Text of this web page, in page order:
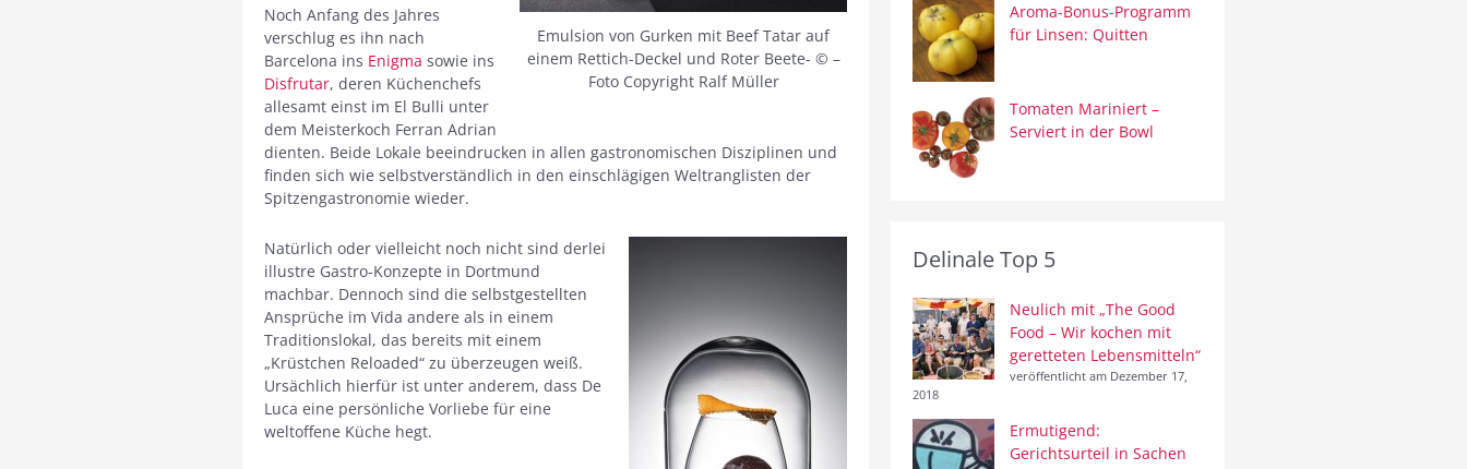
Emulsion von Gurken mit Beef Tatar auf
einem Rettich-Deckel und Roter Beete- © –
Foto Copyright Ralf Müller
Noch Anfang des Jahres
verschlug es ihn nach
Barcelona ins Enigma sowie ins
Disfrutar, deren Küchenchefs
allesamt einst im El Bulli unter
dem Meisterkoch Ferran Adrian
dienten. Beide Lokale beeindrucken in allen gastronomischen Disziplinen und
finden sich wie selbstverständlich in den einschlägigen Weltranglisten der
Spitzengastronomie wieder.
Natürlich oder vielleicht noch nicht sind derlei
illustre Gastro-Konzepte in Dortmund
machbar. Dennoch sind die selbstgestellten
Ansprüche im Vida andere als in einem
Traditionslokal, das bereits mit einem
„Krüstchen Reloaded“ zu überzeugen weiß.
Ursächlich hierfür ist unter anderem, dass De
Luca eine persönliche Vorliebe für eine
weltoffene Küche hegt.
Aroma-Bonus-Programm
für Linsen: Quitten
Tomaten Mariniert –
Serviert in der Bowl
Delinale Top 5
Neulich mit „The Good
Food – Wir kochen mit
geretteten Lebensmitteln“
veröffentlicht am Dezember 17,
2018
Ermutigend:
Gerichtsurteil in Sachen